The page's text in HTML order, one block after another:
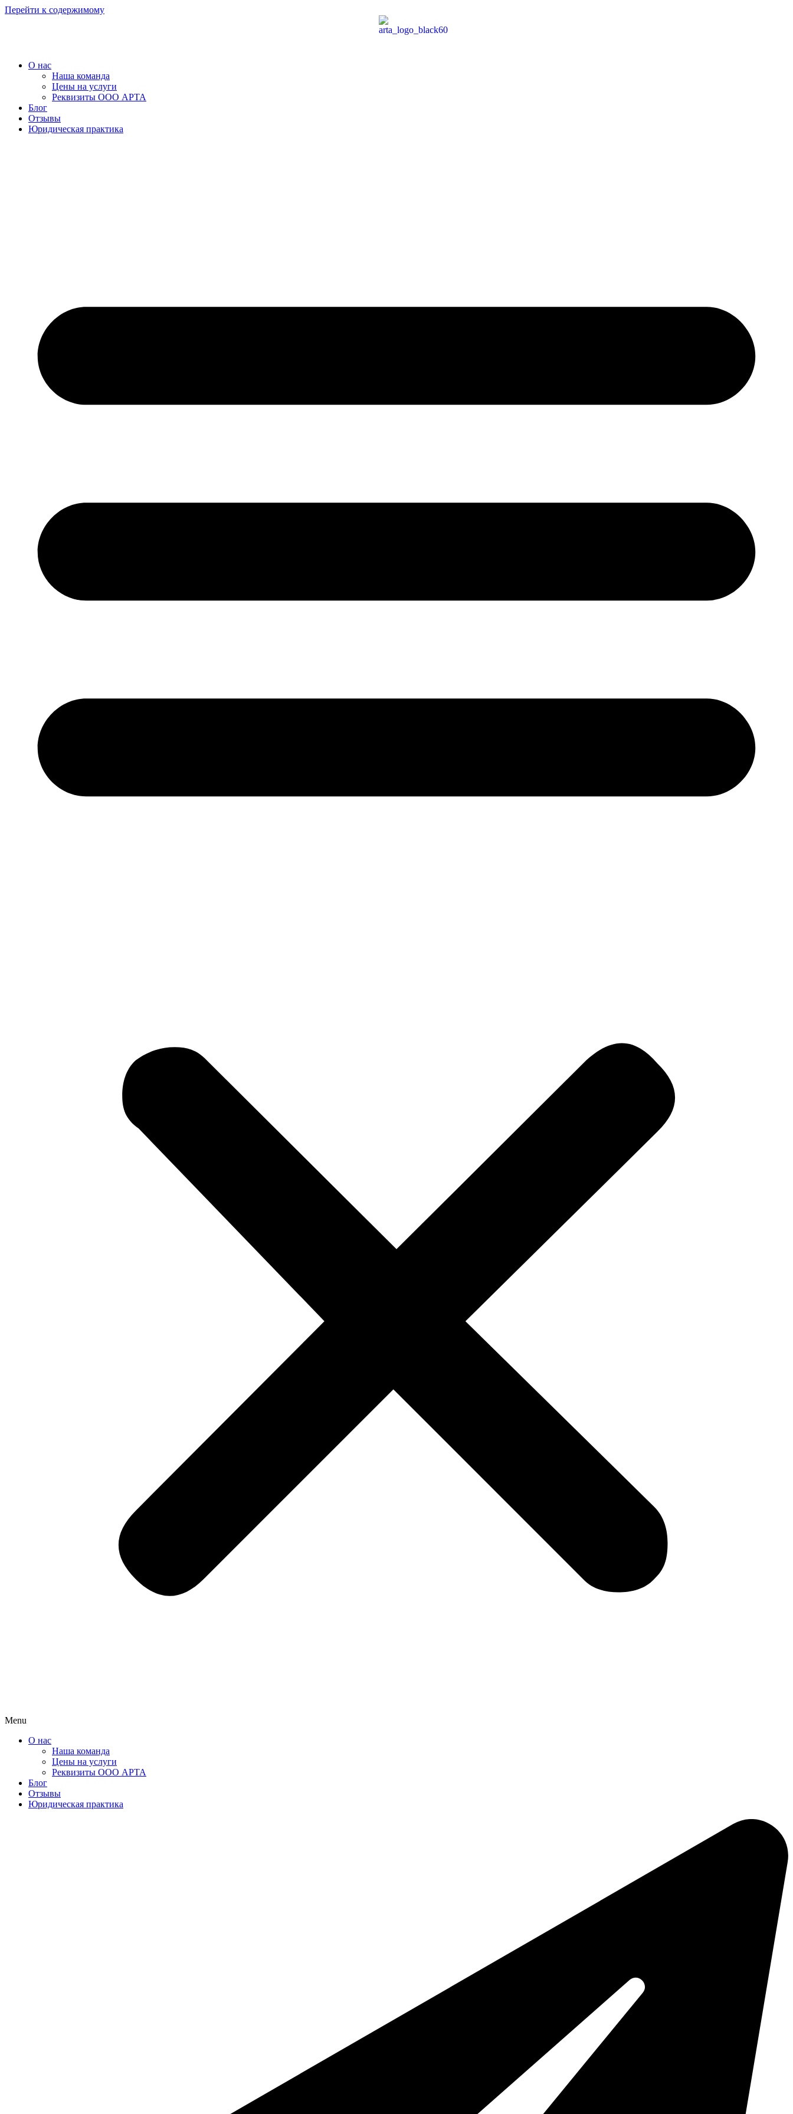
Перейти к содержимому
О нас
Наша команда
Цены на услуги
Реквизиты ООО АРТА
Блог
Отзывы
Юридическая практика
Menu
О нас
Наша команда
Цены на услуги
Реквизиты ООО АРТА
Блог
Отзывы
Юридическая практика